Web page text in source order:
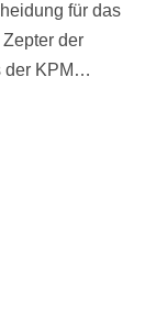
für das
der
der KPM…